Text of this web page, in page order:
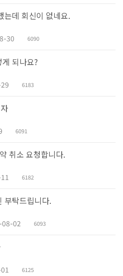
는데 회신이 없네요.
30 6090
되나요?
6183
6091
취소 요청합니다.
6182
부탁드립니다.
02 6093
6125